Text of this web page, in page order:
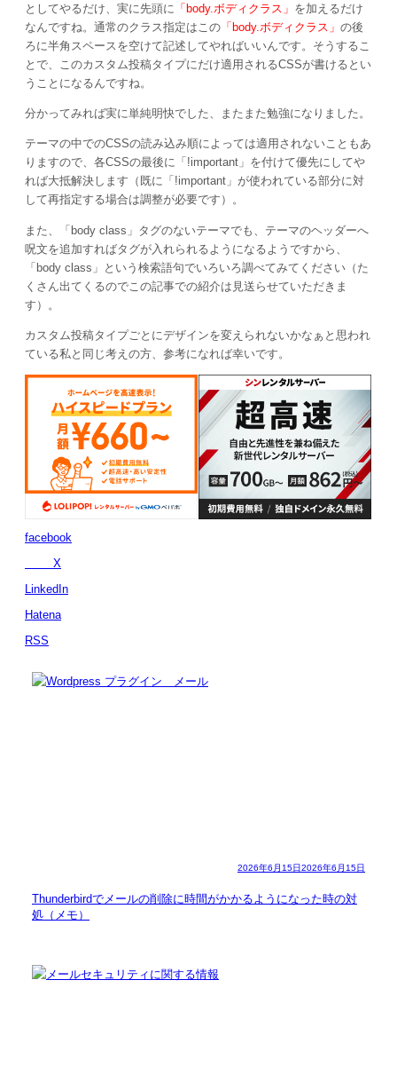
としてやるだけ、実に先頭に 「body.ボディクラス」 を加えるだけ
なんですね。通常のクラス指定はこの 「body.ボディクラス」 の後
ろに半角スペースを空けて記述してやればいいんです。そうするこ
とで、このカスタム投稿タイプにだけ適用されるCSSが書けるとい
うことになるんですね。
分かってみれば実に単純明快でした、またまた勉強になりました。
テーマの中でのCSSの読み込み順によっては適用されないこともあ
りますので、各CSSの最後に「!important」を付けて優先にしてや
れば大抵解決します（既に「!important」が使われている部分に対
して再指定する場合は調整が必要です）。
また、「body class」タグのないテーマでも、テーマのヘッダーへ
呪文を追加すればタグが入れられるようになるようですから、
「body class」という検索語句でいろいろ調べてみてください（た
くさん出てくるのでこの記事での紹介は見送らせていただきま
す）。
カスタム投稿タイプごとにデザインを変えられないかなぁと思われ
ている私と同じ考えの方、参考になれば幸いです。
facebook
X
LinkedIn
Hatena
RSS
2026年6月15日2026年6月15日
Thunderbirdでメールの削除に時間がかかるようになった時の対
処（メモ）